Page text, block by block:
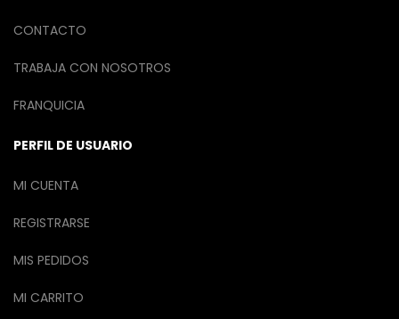
CONTACTO
TRABAJA CON NOSOTROS
FRANQUICIA
PERFIL DE USUARIO
MI CUENTA
REGISTRARSE
MIS PEDIDOS
MI CARRITO